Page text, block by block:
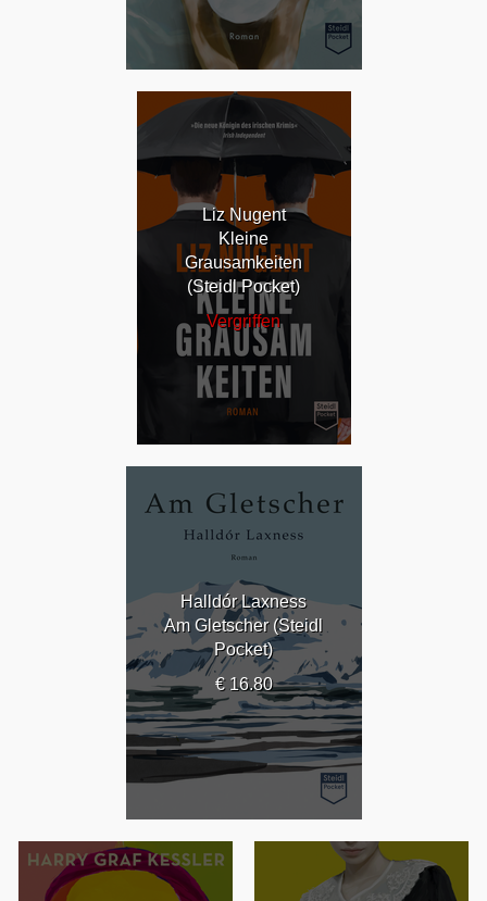
Liz Nugent
Kleine
Grausamkeiten
(Steidl Pocket)
Vergriffen
Halldór Laxness
Am Gletscher (Steidl
Pocket)
€ 16.80